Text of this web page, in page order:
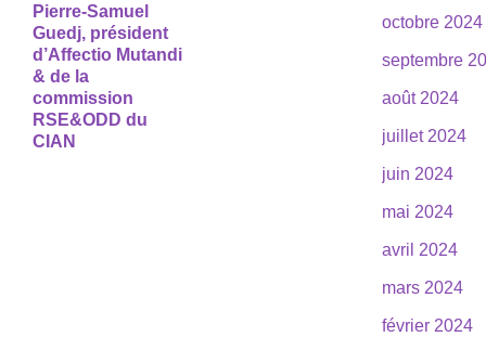
Pierre-Samuel
Guedj, président
d’Affectio Mutandi
& de la
commission
RSE&ODD du
CIAN
octobre 2024
septembre
août 2024
juillet 2024
juin 2024
mai 2024
avril 2024
mars 2024
février 2024